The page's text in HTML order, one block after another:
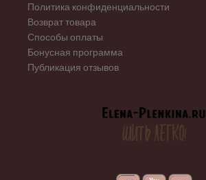
Политика конфиденциальности
Возврат товара
Способы оплаты
Бонусная программа
Публикация отзывов